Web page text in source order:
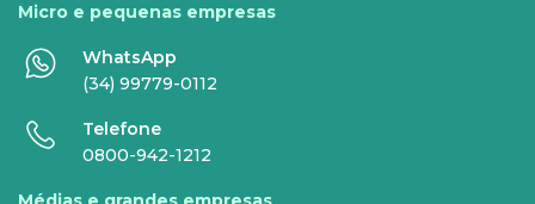
Comunicação de Dados
Super Wi-Fi
Internet Essence
Micro e pequenas empresas
WhatsApp
(34) 99779-0112
Telefone
0800-942-1212